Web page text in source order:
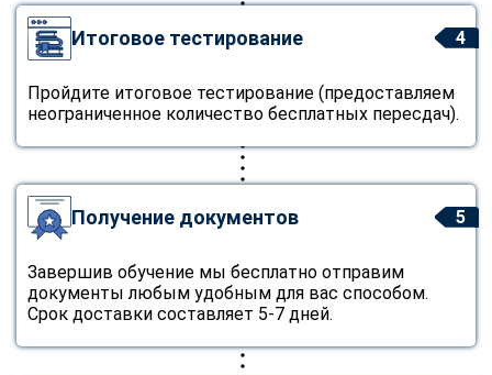
4
Итоговое тестирование
Пройдите итоговое тестирование (предоставляем
неограниченное количество бесплатных пересдач).
5
Получение документов
Завершив обучение мы бесплатно отправим
документы любым удобным для вас способом.
Срок доставки составляет 5-7 дней.